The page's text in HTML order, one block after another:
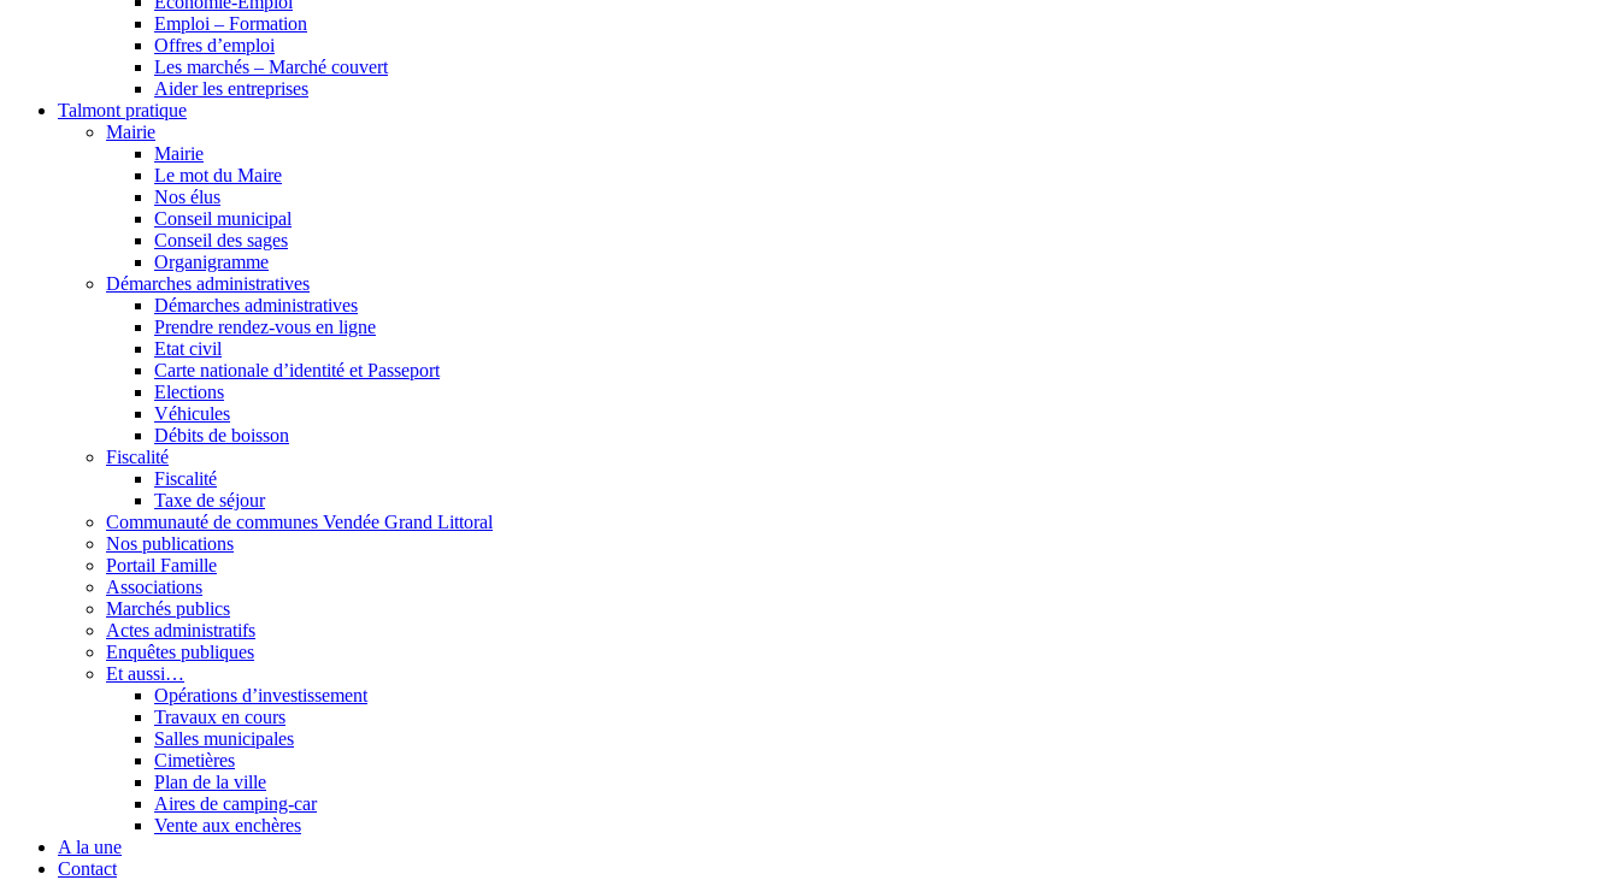
Emploi – Formation
Offres d’emploi
Les marchés – Marché couvert
Aider les entreprises
Talmont pratique
Mairie
Mairie
Le mot du Maire
Nos élus
Conseil municipal
Conseil des sages
Organigramme
Démarches administratives
Démarches administratives
Prendre rendez-vous en ligne
Etat civil
Carte nationale d’identité et Passeport
Elections
Véhicules
Débits de boisson
Fiscalité
Fiscalité
Taxe de séjour
Communauté de communes Vendée Grand Littoral
Nos publications
Portail Famille
Associations
Marchés publics
Actes administratifs
Enquêtes publiques
Et aussi…
Opérations d’investissement
Travaux en cours
Salles municipales
Cimetières
Plan de la ville
Aires de camping-car
Vente aux enchères
A la une
Contact